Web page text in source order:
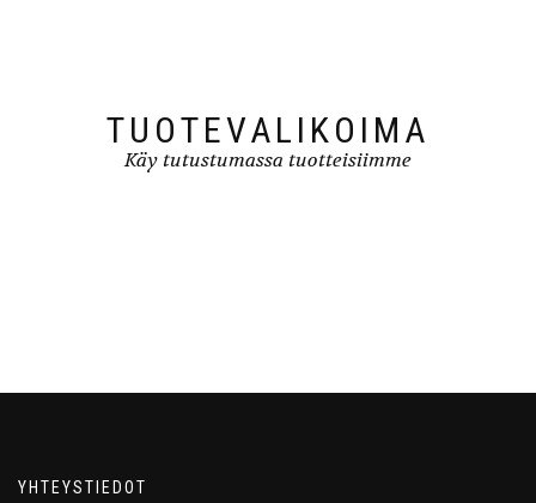
TUOTEVALIKOIMA
Käy tutustumassa tuotteisiimme
YHTEYSTIEDOT